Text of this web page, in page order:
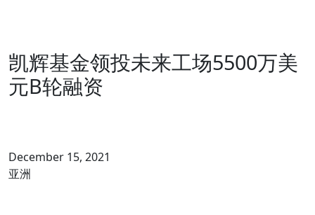
凯辉基金领投未来工场5500万美
元B轮融资
December 15, 2021
亚洲